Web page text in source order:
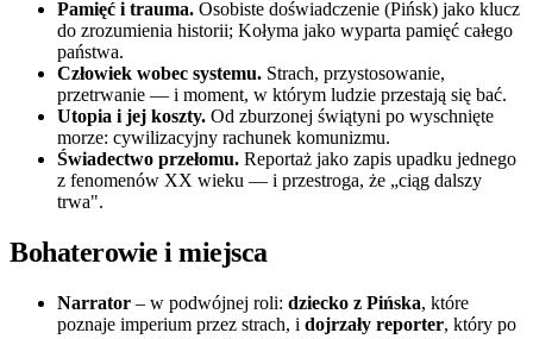
Pamięć i trauma. Osobiste doświadczenie (Pińsk) jako klucz
do zrozumienia historii; Kołyma jako wyparta pamięć całego
państwa.
Człowiek wobec systemu. Strach, przystosowanie,
przetrwanie — i moment, w którym ludzie przestają się bać.
Utopia i jej koszty. Od zburzonej świątyni po wyschnięte
morze: cywilizacyjny rachunek komunizmu.
Świadectwo przełomu. Reportaż jako zapis upadku jednego
z fenomenów XX wieku — i przestroga, że „ciąg dalszy
trwa".
Bohaterowie i miejsca
Narrator – w podwójnej roli: dziecko z Pińska, które
poznaje imperium przez strach, i dojrzały reporter, który po